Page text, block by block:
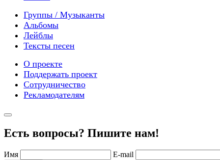
Группы / Музыканты
Альбомы
Лейблы
Тексты песен
О проекте
Поддержать проект
Сотрудничество
Рекламодателям
Есть вопросы? Пишите нам!
Имя E-mail